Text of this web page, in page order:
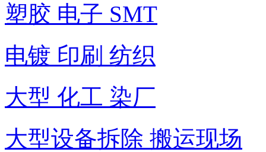
塑胶 电子 SMT
电镀 印刷 纺织
大型 化工 染厂
大型设备拆除 搬运现场